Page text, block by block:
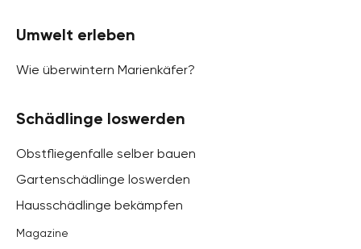
Umwelt erleben
Wie überwintern Marienkäfer?
Schädlinge loswerden
Obstfliegenfalle selber bauen
Gartenschädlinge loswerden
Hausschädlinge bekämpfen
Magazine